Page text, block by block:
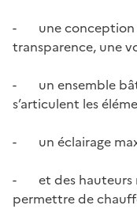
- une conception
transparence, une
- un ensemble bâti
s’articulent les
- un éclairage
- et des hauteurs
permettre de